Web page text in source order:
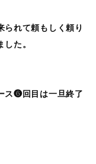
られて頼もしく頼り
た。
ス❻回目は一旦終了